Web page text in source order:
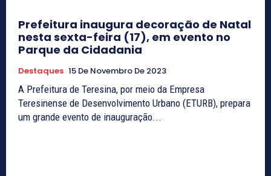
Prefeitura inaugura decoração de Natal
nesta sexta-feira (17), em evento no
Parque da Cidadania
Destaques 15 De Novembro De 2023
A Prefeitura de Teresina, por meio da Empresa
Teresinense de Desenvolvimento Urbano (ETURB), prepara
um grande evento de inauguração...